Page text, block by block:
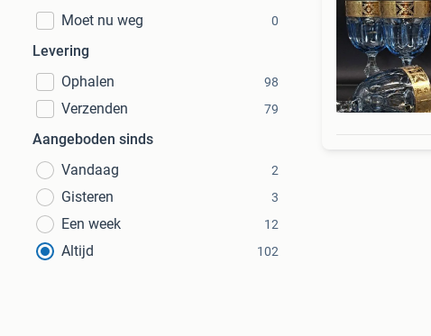
Moet nu weg
0
Levering
Ophalen
98
Verzenden 79
Aangeboden sinds
Vandaag
2
Gisteren 3
Een week 12
Altijd 102